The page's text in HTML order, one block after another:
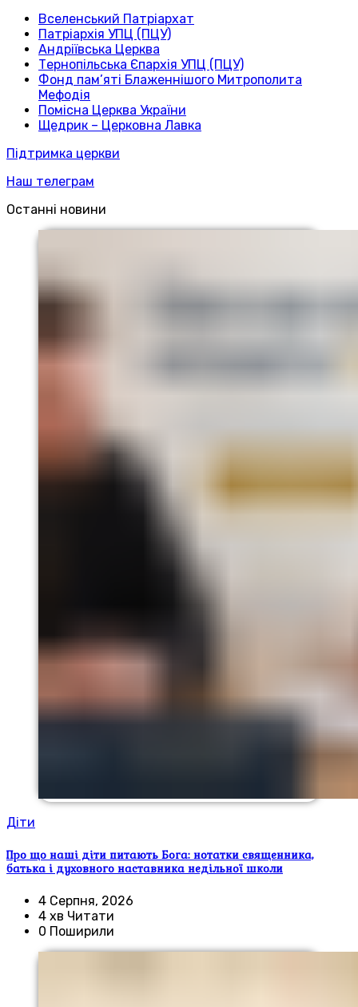
Вселенський Патріархат
Патріархія УПЦ (ПЦУ)
Андріївська Церква
Тернопільська Єпархія УПЦ (ПЦУ)
Фонд пам’яті Блаженнішого Митрополита
Мефодія
Помісна Церква України
Щедрик – Церковна Лавка
Підтримка церкви
Наш телеграм
Останні новини
Діти
Про що наші діти питають Бога: нотатки священника,
батька і духовного наставника недільної школи
4 Серпня, 2026
4 хв Читати
0 Поширили